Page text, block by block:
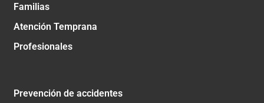
Familias
Atención Temprana
Profesionales
Prevención de accidentes